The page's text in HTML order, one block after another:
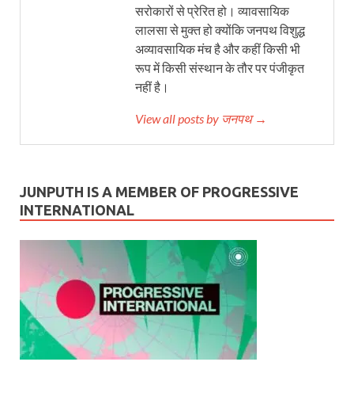
सरोकारों से प्रेरित हो। व्यावसायिक
लालसा से मुक्त हो क्योंकि जनपथ विशुद्ध
अव्यावसायिक मंच है और कहीं किसी भी
रूप में किसी संस्थान के तौर पर पंजीकृत
नहीं है।
View all posts by जनपथ →
JUNPUTH IS A MEMBER OF PROGRESSIVE
INTERNATIONAL